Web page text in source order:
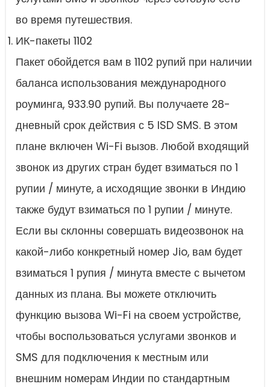
во время путешествия.
ИК-пакеты 1102
Пакет обойдется вам в 1102 рупий при наличии
баланса использования международного
роуминга, 933.90 рупий. Вы получаете 28-
дневный срок действия с 5 ISD SMS. В этом
плане включен Wi-Fi вызов. Любой входящий
звонок из других стран будет взиматься по 1
рупии / минуте, а исходящие звонки в Индию
также будут взиматься по 1 рупии / минуте.
Если вы склонны совершать видеозвонок на
какой-либо конкретный номер Jio, вам будет
взиматься 1 рупия / минута вместе с вычетом
данных из плана. Вы можете отключить
функцию вызова Wi-Fi на своем устройстве,
чтобы воспользоваться услугами звонков и
SMS для подключения к местным или
внешним номерам Индии по стандартным